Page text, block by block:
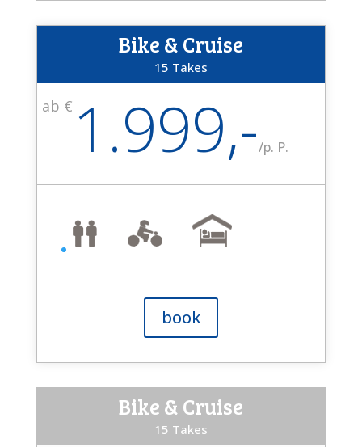
Bike & Cruise
15 Takes
ab € 1.999,-/p. P.
book
Bike & Cruise
15 Takes